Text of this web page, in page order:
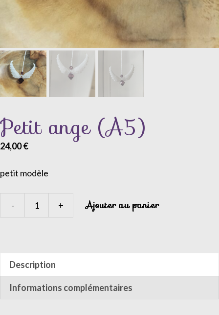
Petit ange (A5)
24,00€
petit modèle
-
quantité
+ Ajouter au panier
Description
Informations complémentaires